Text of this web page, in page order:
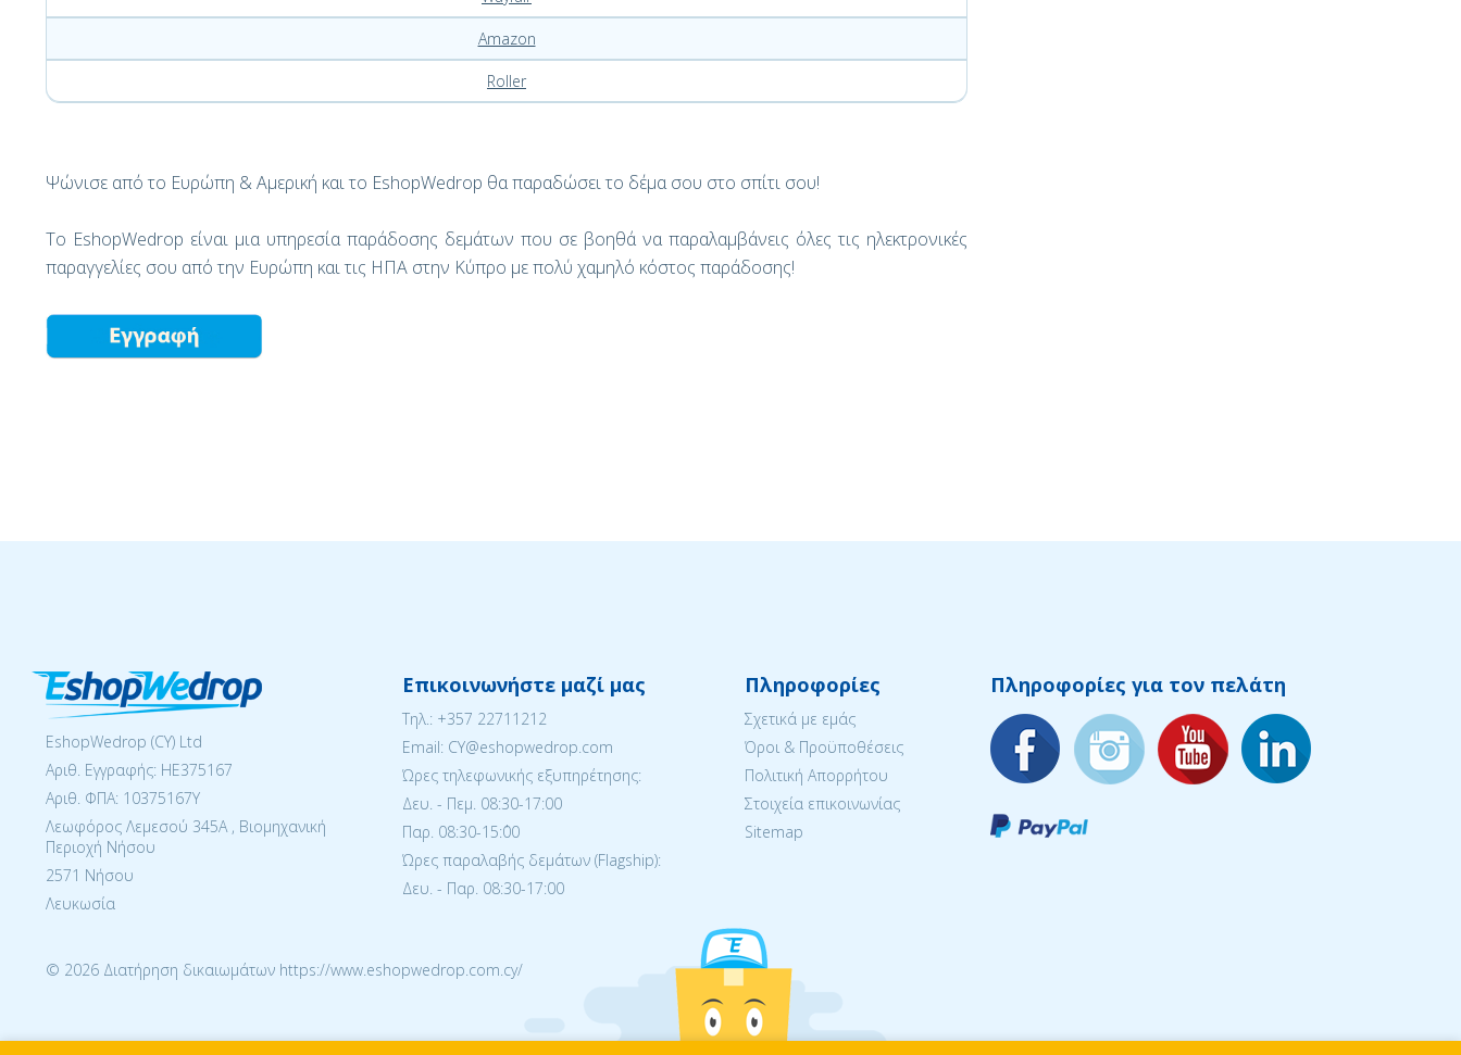
Amazon
Roller
Ψώνισε από το Ευρώπη & Αμερική και το EshopWedrop θα παραδώσει το δέμα σου στο σπίτι σου!
Το EshopWedrop είναι μια υπηρεσία παράδοσης δεμάτων που σε βοηθά να παραλαμβάνεις όλες τις ηλεκτρονικές
παραγγελίες σου από την Ευρώπη και τις ΗΠΑ στην Κύπρο με πολύ χαμηλό κόστος παράδοσης!
EshopWedrop (CY) Ltd
Αριθ. Εγγραφής: ΗΕ375167
Αριθ. ΦΠΑ: 10375167Y
Λεωφόρος Λεμεσού 345Α , Βιομηχανική
Περιοχή Νήσου
2571 Νήσου
Λευκωσία
Επικοινωνήστε μαζί μας
Tηλ.: +357 22711212
Email: CY@eshopwedrop.com
Ώρες τηλεφωνικής εξυπηρέτησης:
Δευ. - Πεμ. 08:30-17:00
Παρ. 08:30-15:΄00
Ώρες παραλαβής δεμάτων (Flagship):
Δευ. - Παρ. 08:30-17:00
Πληροφορίες
Σχετικά με εμάς
Όροι & Προϋποθέσεις
Πολιτική Απορρήτου
Στοιχεία επικοινωνίας
Sitemap
Πληροφορίες για τον πελάτη
© 2026 Διατήρηση δικαιωμάτων https://www.eshopwedrop.com.cy/